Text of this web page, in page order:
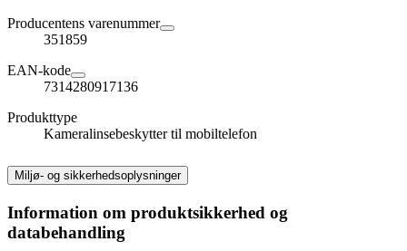
Producentens varenummer
351859
EAN-kode
7314280917136
Produkttype
Kameralinsebeskytter til mobiltelefon
Miljø- og sikkerhedsoplysninger
Information om produktsikkerhed og
databehandling